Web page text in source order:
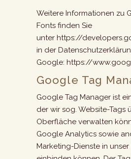
Weitere Informationen zu
Fonts finden Sie
unter https://
in der
Google: https://
Google Tag
Google Tag Manager ist
der wir sog. Website-Tags
Oberfläche verwalten
Google Analytics sowie
Marketing-Dienste in